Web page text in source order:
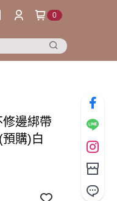
0
邊綁帶
購)白